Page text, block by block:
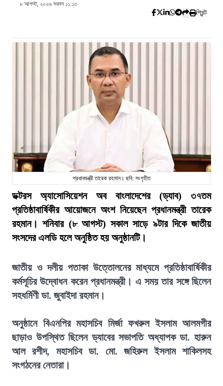
৮ আগস্ট, ২০২৬ সকাল ১১:১৩
প্রিন্ট
প্রধানমন্ত্রী তারেক রহমান। ছবি: সংগৃহীত
ডক্টরস অ্যাসোসিয়েশন অব বাংলাদেশের (ড্যাব) ৩৭তম
প্রতিষ্ঠাবার্ষিকীর আয়োজনে অংশ নিয়েছেন প্রধানমন্ত্রী তারেক
রহমান। শনিবার (৮ আগস্ট) সকাল সাড়ে ৯টার দিকে জাতীয়
সংসদের এলডি হলে অনুষ্ঠিত হয় অনুষ্ঠানটি।
জাতীয় ও দলীয় পতাকা উত্তোলনের মাধ্যমে প্রতিষ্ঠাবার্ষিকীর
কর্মসূচির উদ্বোধন করেন প্রধানমন্ত্রী। এ সময় তার সঙ্গে ছিলেন
সহধর্মিণী ডা. জুবাইদা রহমান।
অনুষ্ঠানে বিএনপির মহাসচিব মির্জা ফখরুল ইসলাম আলমগীর
ছাড়াও উপস্থিত ছিলেন ড্যাবের সভাপতি অধ্যাপক ডা. হারুন
আল রশীদ, মহাসচিব ডা. মো. জহিরুল ইসলাম শাকিলসহ
সংগঠনের নেতারা।